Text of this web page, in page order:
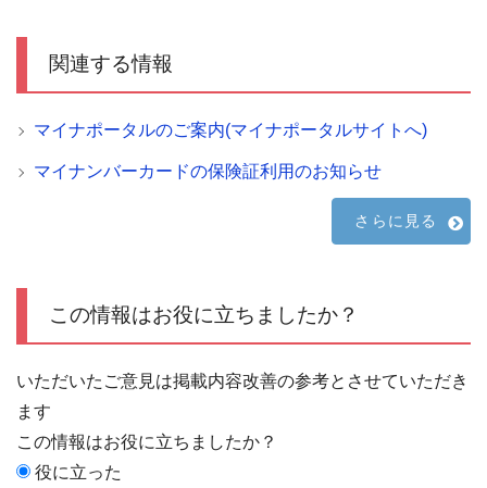
関連する情報
マイナポータルのご案内(マイナポータルサイトへ)
マイナンバーカードの保険証利用のお知らせ
さらに見る
この情報はお役に立ちましたか？
いただいたご意見は掲載内容改善の参考とさせていただき
ます
この情報はお役に立ちましたか？
役に立った